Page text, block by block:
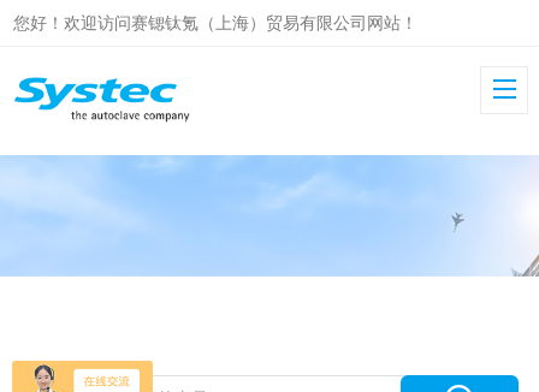
您好！欢迎访问赛锶钛氪（上海）贸易有限公司网站！